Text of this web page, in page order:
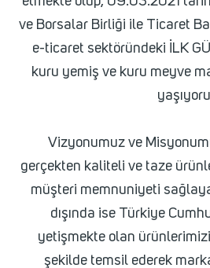
ve Borsalar Birliği ile Ticaret
e-ticaret sektöründeki İLK
kuru yemiş ve kuru meyve
Vizyonumuz ve
gerçekten kaliteli ve taze
müşteri memnuniyeti
dışında ise Türkiye
yetişmekte olan
şekilde temsil ederek